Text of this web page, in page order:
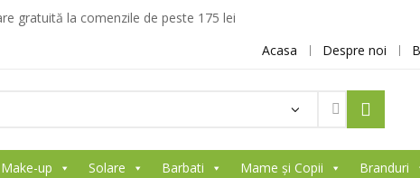
gratuită la comenzile de peste 175 lei
Acasa
Despre noi
Make-up Solare Barbati Mame și Copii Branduri